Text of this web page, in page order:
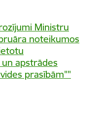
Ministru
noteikumos
apstrādes
prasībām""